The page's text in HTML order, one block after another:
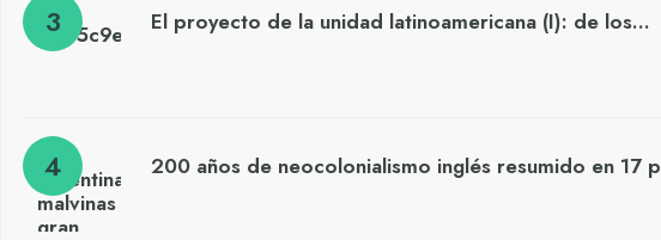
El proyecto de la unidad latinoamericana (I): de los…
200 años de neocolonialismo inglés resumido en 17